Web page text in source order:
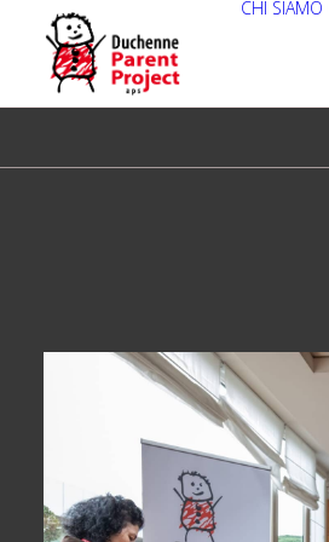
CHI SIAMO